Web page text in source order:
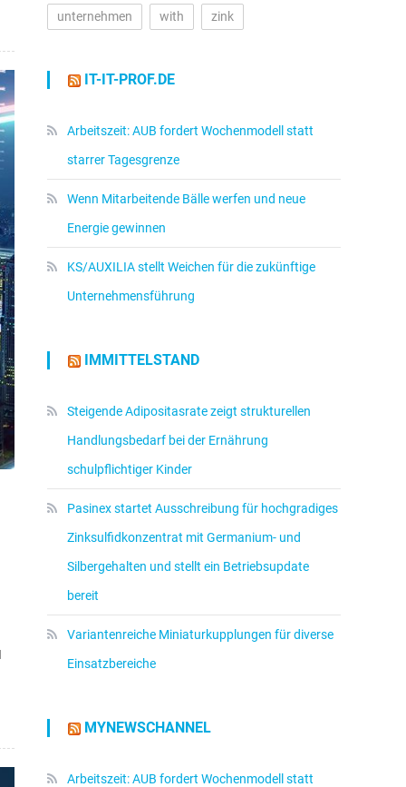
unternehmen with zink
IT-IT-PROF.DE
Arbeitszeit: AUB fordert Wochenmodell statt
starrer Tagesgrenze
Wenn Mitarbeitende Bälle werfen und neue
Energie gewinnen
KS/AUXILIA stellt Weichen für die zukünftige
Unternehmensführung
IMMITTELSTAND
Steigende Adipositasrate zeigt strukturellen
Handlungsbedarf bei der Ernährung
schulpflichtiger Kinder
Pasinex startet Ausschreibung für hochgradiges
Zinksulfidkonzentrat mit Germanium- und
Silbergehalten und stellt ein Betriebsupdate
bereit
Variantenreiche Miniaturkupplungen für diverse
Einsatzbereiche
MYNEWSCHANNEL
Arbeitszeit: AUB fordert Wochenmodell statt